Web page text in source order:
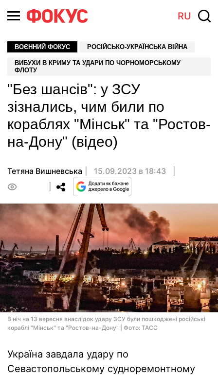
RU
ВОЄННИЙ ФОКУС РОСІЙСЬКО-УКРАЇНСЬКА ВІЙНА
ВИБУХИ В КРИМУ ТА УДАРИ ПО ЧОРНОМОРСЬКОМУ
ФЛОТУ
"Без шансів": у ЗСУ
зізнались, чим били по
кораблях "Мінськ" та "Ростов-
на-Дону" (відео)
Тетяна Вишневська
15.09.2023 в 18:43
В ніч на 13 вересня внаслідок удару ЗСУ були пошкоджені російські
кораблі "Мінськ" та "Ростов-на-Дону" | Фото: ТАСС
Україна завдала удару по
Севастопольському судноремонтному